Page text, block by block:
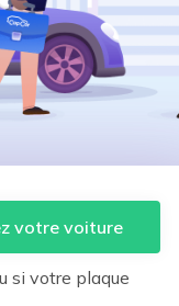
votre voiture
si votre plaque